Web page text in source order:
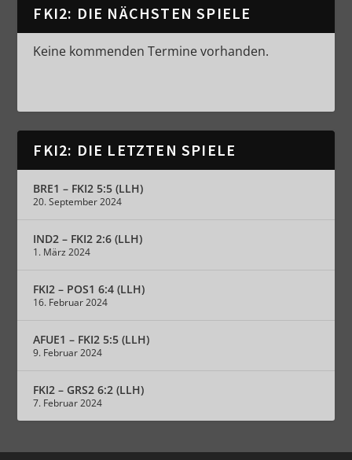
FKI2: DIE NÄCHSTEN SPIELE
Keine kommenden Termine vorhanden.
FKI2: DIE LETZTEN SPIELE
BRE1 – FKI2 5:5 (LLH)
20. September 2024
IND2 – FKI2 2:6 (LLH)
1. März 2024
FKI2 – POS1 6:4 (LLH)
16. Februar 2024
AFUE1 – FKI2 5:5 (LLH)
9. Februar 2024
FKI2 – GRS2 6:2 (LLH)
7. Februar 2024